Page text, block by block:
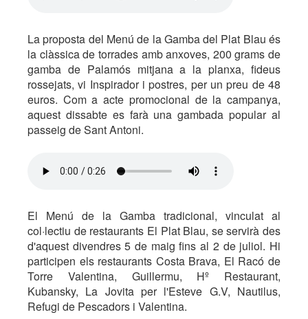
La proposta del Menú de la Gamba del Plat Blau és
la clàssica de torrades amb anxoves, 200 grams de
gamba de Palamós mitjana a la planxa, fideus
rossejats, vi Inspirador i postres, per un preu de 48
euros. Com a acte promocional de la campanya,
aquest dissabte es farà una gambada popular al
passeig de Sant Antoni.
El Menú de la Gamba tradicional, vinculat al
col·lectiu de restaurants El Plat Blau, se servirà des
d'aquest divendres 5 de maig fins al 2 de juliol. Hi
participen els restaurants Costa Brava, El Racó de
Torre Valentina, Guillermu, Hº Restaurant,
Kubansky, La Jovita per l'Esteve G.V, Nautilus,
Refugi de Pescadors i Valentina.